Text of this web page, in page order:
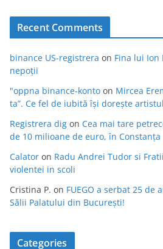
Recent Comments
binance US-registrera on Fina lui Ion
nepoții
"oppna binance-konto on Mircea
ta”. Ce fel de iubită își dorește
Registrera dig on Cea mai tare
de 10 milioane de euro, în Constanța
Calator on Radu Andrei Tudor si
violentei in scoli
Cristina P. on FUEGO a serbat 25 de
Sălii Palatului din București!
Categories